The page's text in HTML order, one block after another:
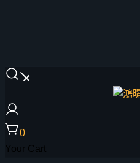
鴻暻衛浴
0
Your Cart